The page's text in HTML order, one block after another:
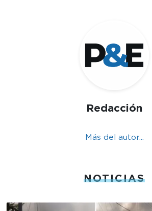
Redacción
Más del autor...
NOTICIAS